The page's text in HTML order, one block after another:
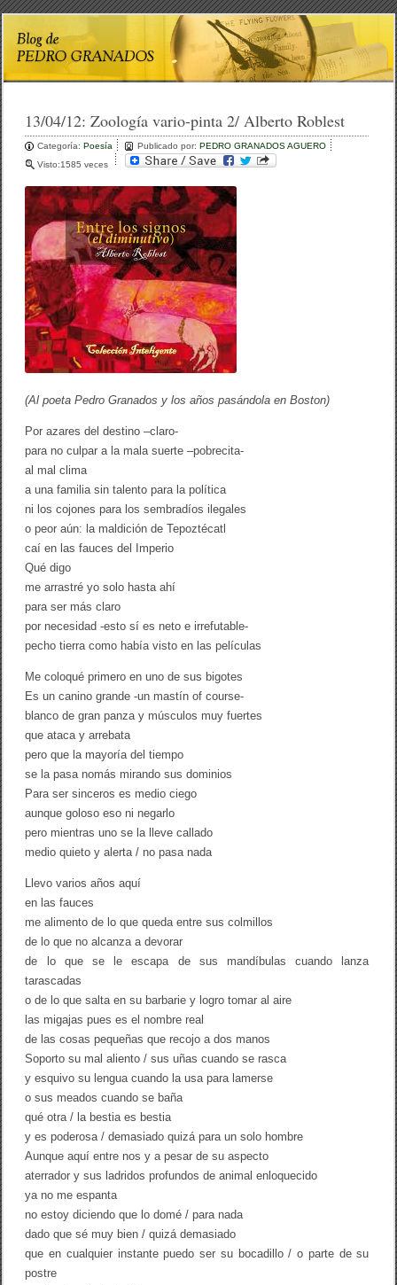
13/04/12:Zoología vario-pinta 2/ Alberto Roblest
Categoría:Poesía Publicado por:PEDRO GRANADOS AGUERO
Visto:1585 veces
(Al poeta Pedro Granados y los años pasándola en Boston)
Por azares del destino –claro-
para no culpar a la mala suerte –pobrecita-
al mal clima
a una familia sin talento para la política
ni los cojones para los sembradíos ilegales
o peor aún: la maldición de Tepoztécatl
caí en las fauces del Imperio
Qué digo
me arrastré yo solo hasta ahí
para ser más claro
por necesidad -esto sí es neto e irrefutable-
pecho tierra como había visto en las películas
Me coloqué primero en uno de sus bigotes
Es un canino grande -un mastín of course-
blanco de gran panza y músculos muy fuertes
que ataca y arrebata
pero que la mayoría del tiempo
se la pasa nomás mirando sus dominios
Para ser sinceros es medio ciego
aunque goloso eso ni negarlo
pero mientras uno se la lleve callado
medio quieto y alerta / no pasa nada
Llevo varios años aquí
en las fauces
me alimento de lo que queda entre sus colmillos
de lo que no alcanza a devorar
de lo que se le escapa de sus mandíbulas cuando lanza
tarascadas
o de lo que salta en su barbarie y logro tomar al aire
las migajas pues es el nombre real
de las cosas pequeñas que recojo a dos manos
Soporto su mal aliento / sus uñas cuando se rasca
y esquivo su lengua cuando la usa para lamerse
o sus meados cuando se baña
qué otra / la bestia es bestia
y es poderosa / demasiado quizá para un solo hombre
Aunque aquí entre nos y a pesar de su aspecto
aterrador y sus ladridos profundos de animal enloquecido
ya no me espanta
no estoy diciendo que lo domé / para nada
dado que sé muy bien / quizá demasiado
que en cualquier instante puedo ser su bocadillo / o parte de su
postre